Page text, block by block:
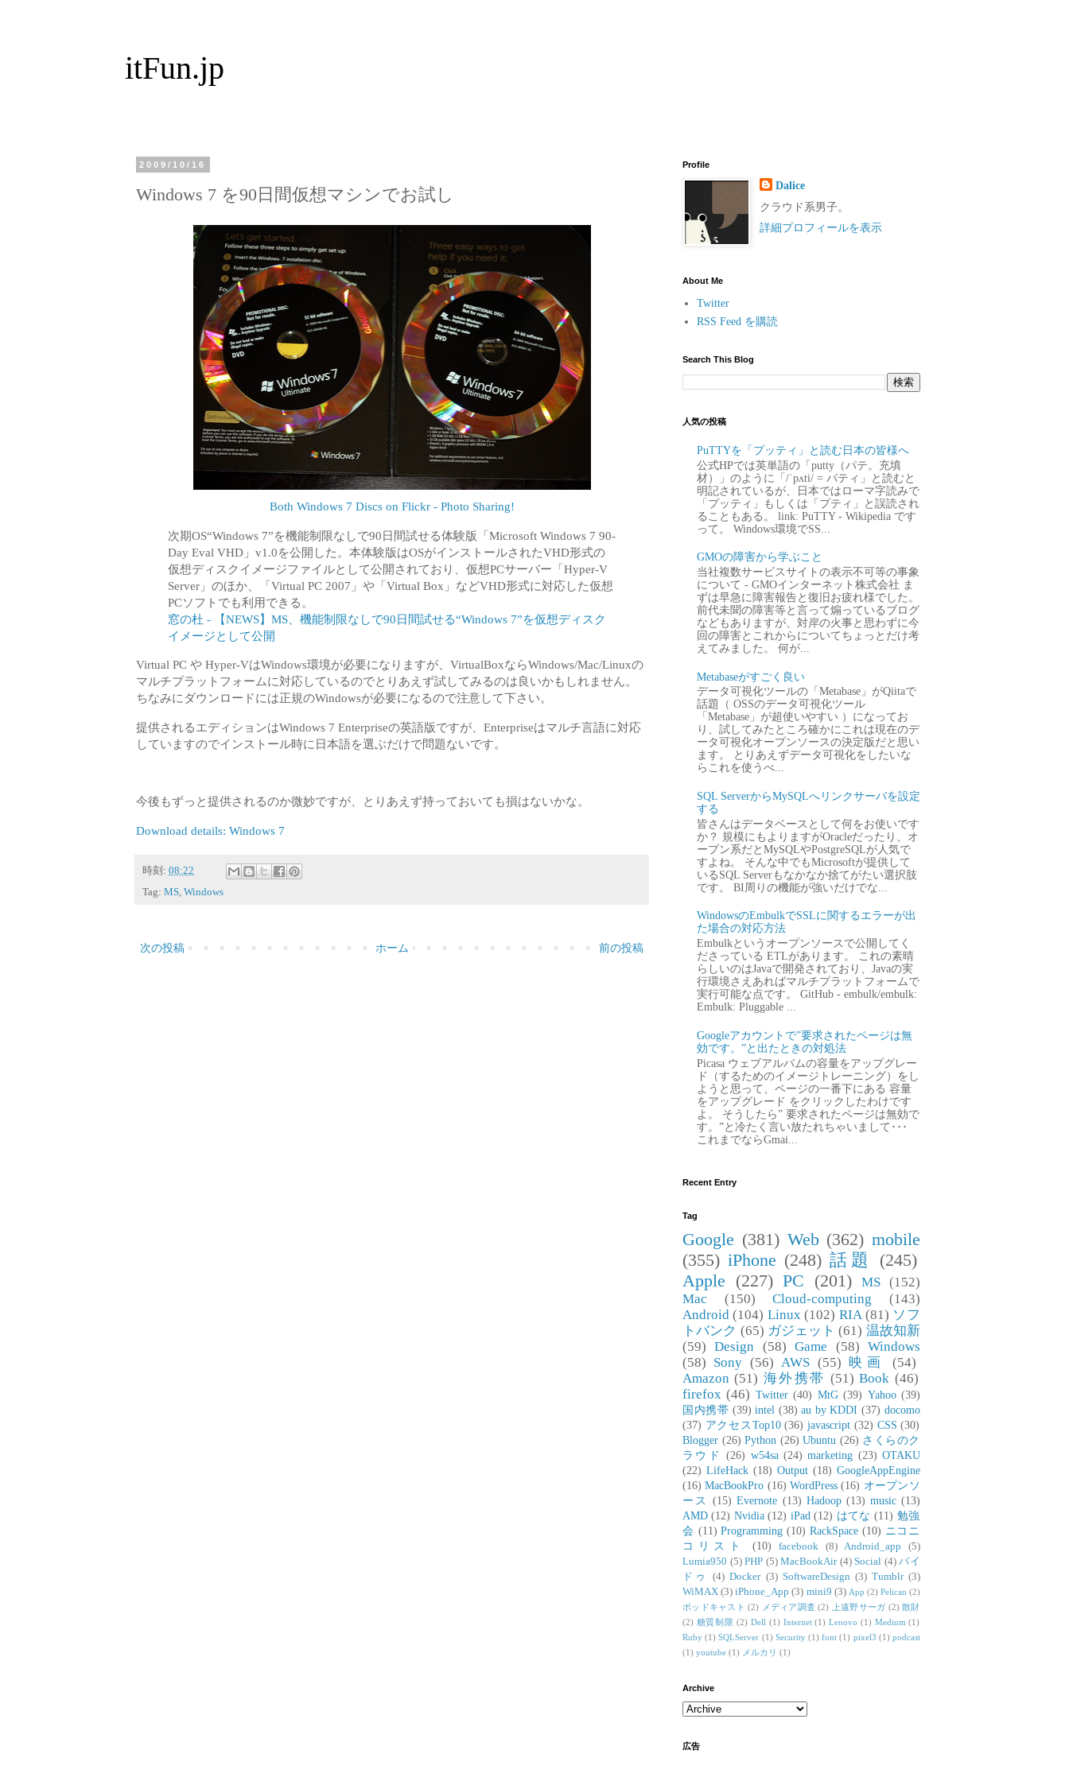
itFun.jp
2009/10/16
Windows 7 を90日間仮想マシンでお試し
Both Windows 7 Discs on Flickr - Photo Sharing!
次期OS“Windows 7”を機能制限なしで90日間試せる体験版「Microsoft Windows 7 90-
Day Eval VHD」v1.0を公開した。本体験版はOSがインストールされたVHD形式の
仮想ディスクイメージファイルとして公開されており、仮想PCサーバー「Hyper-V
Server」のほか、「Virtual PC 2007」や「Virtual Box」などVHD形式に対応した仮想
PCソフトでも利用できる。
窓の杜 - 【NEWS】MS、機能制限なしで90日間試せる“Windows 7”を仮想ディスク
イメージとして公開
Virtual PC や Hyper-VはWindows環境が必要になりますが、VirtualBoxならWindows/Mac/Linuxの
マルチプラットフォームに対応しているのでとりあえず試してみるのは良いかもしれません。
ちなみにダウンロードには正規のWindowsが必要になるので注意して下さい。
提供されるエディションはWindows 7 Enterpriseの英語版ですが、Enterpriseはマルチ言語に対応
していますのでインストール時に日本語を選ぶだけで問題ないです。
今後もずっと提供されるのか微妙ですが、とりあえず持っておいても損はないかな。
Download details: Windows 7
時刻: 08:22
Tag: MS, Windows
次の投稿 前の投稿
ホーム
Profile
Dalice
クラウド系男子。
詳細プロフィールを表示
About Me
Twitter
RSS Feed を購読
Search This Blog
人気の投稿
PuTTYを「プッティ」と読む日本の皆様へ
公式HPでは英単語の「putty（パテ。充填
材）」のように「/ˈpʌti/ = パティ」と読むと
明記されているが、日本ではローマ字読みで
「プッティ」もしくは「プティ」と誤読され
ることもある。 link: PuTTY - Wikipedia です
って。 Windows環境でSS...
GMOの障害から学ぶこと
当社複数サービスサイトの表示不可等の事象
について - GMOインターネット株式会社 ま
ずは早急に障害報告と復旧お疲れ様でした。
前代未聞の障害等と言って煽っているブログ
などもありますが、対岸の火事と思わずに今
回の障害とこれからについてちょっとだけ考
えてみました。 何が...
Metabaseがすごく良い
データ可視化ツールの「Metabase」がQiitaで
話題（ OSSのデータ可視化ツール
「Metabase」が超使いやすい ）になってお
り、試してみたところ確かにこれは現在のデ
ータ可視化オープンソースの決定版だと思い
ます。 とりあえずデータ可視化をしたいな
らこれを使うべ...
SQL ServerからMySQLへリンクサーバを設定
する
皆さんはデータベースとして何をお使いです
か？ 規模にもよりますがOracleだったり、オ
ープン系だとMySQLやPostgreSQLが人気で
すよね。 そんな中でもMicrosoftが提供して
いるSQL Serverもなかなか捨てがたい選択肢
です。 BI周りの機能が強いだけでな...
WindowsのEmbulkでSSLに関するエラーが出
た場合の対応方法
Embulkというオープンソースで公開してく
ださっている ETLがあります。 これの素晴
らしいのはJavaで開発されており、Javaの実
行環境さえあればマルチプラットフォームで
実行可能な点です。 GitHub - embulk/embulk:
Embulk: Pluggable ...
Googleアカウントで”要求されたページは無
効です。”と出たときの対処法
Picasa ウェブアルバムの容量をアップグレー
ド（するためのイメージトレーニング）をし
ようと思って、ページの一番下にある 容量
をアップグレード をクリックしたわけです
よ。 そうしたら” 要求されたページは無効で
す。”と冷たく言い放たれちゃいまして･･･
これまでならGmai...
Recent Entry
Tag
Google (381) Web (362) mobile
(355) iPhone (248) 話題
(245)
Apple (227) PC (201) MS (152)
Mac
(150) Cloud-computing
(143)
Android (104) Linux (102) RIA (81) ソフ
トバンク (65) ガジェット (61) 温故知新
(59)
Design (58) Game (58) Windows
(58) Sony (56) AWS (55) 映画
(54)
Amazon (51) 海外携帯 (51) Book (46)
firefox (46) Twitter (40) MtG (39) Yahoo (39)
国内携帯 (39) intel (38) au by KDDI (37) docomo
(37) アクセスTop10 (36) javascript (32) CSS (30)
Blogger (26) Python (26) Ubuntu (26) さくらのク
ラウド
(26) w54sa (24) marketing (23) OTAKU
(22) LifeHack (18) Output (18) GoogleAppEngine
(16) MacBookPro (16) WordPress (16) オープンソ
ース
(15) Evernote (13) Hadoop (13) music (13)
AMD (12) Nvidia (12) iPad (12) はてな (11) 勉強
会 (11) Programming (10) RackSpace (10) ニコニ
コリスト
(10) facebook (8) Android_app
(5)
Lumia950 (5) PHP (5) MacBookAir (4) Social (4) バイ
ドゥ
(4) Docker (3) SoftwareDesign (3) Tumblr (3)
WiMAX (3) iPhone_App (3) mini9 (3) App (2) Pelican (2)
ポッドキャスト (2) メディア調査 (2) 上遠野サーガ (2) 散財
(2) 糖質制限 (2) Dell (1) Internet (1) Lenovo (1) Medium (1)
Ruby (1) SQLServer (1) Security (1) font (1) pixel3 (1) podcast
(1) youtube (1) メルカリ (1)
Archive
広告